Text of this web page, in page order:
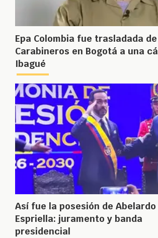
Epa Colombia fue trasladada de
Carabineros en Bogotá a una
Ibagué
Así fue la posesión de Abelardo
Espriella: juramento y banda
presidencial